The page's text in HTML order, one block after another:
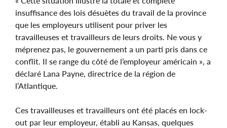
insuffisance des lois désuètes du travail de la province
que les employeurs utilisent pour priver les
travailleuses et travailleurs de leurs droits. Ne vous y
méprenez pas, le gouvernement a un parti pris dans ce
conflit. Il se range du côté de l’employeur américain », a
déclaré Lana Payne, directrice de la région de
l’Atlantique.
Ces travailleuses et travailleurs ont été placés en lock-
out par leur employeur, établi au Kansas, quelques